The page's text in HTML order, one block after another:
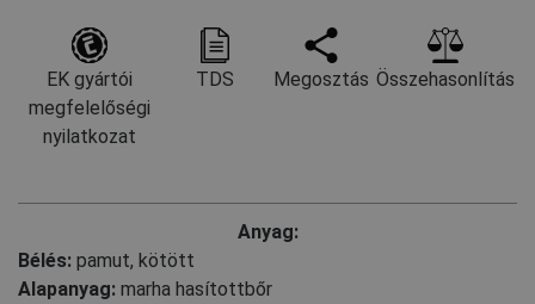
EK gyártói
megfelelőségi
nyilatkozat
TDS Megosztás Összehasonlítás
Anyag:
Bélés: pamut, kötött
Alapanyag: marha hasítottbőr